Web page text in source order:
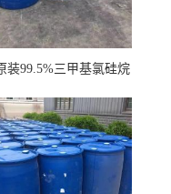
装99.5%三甲基氯硅烷